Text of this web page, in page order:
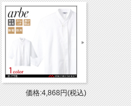
価格:4,868円(税込)